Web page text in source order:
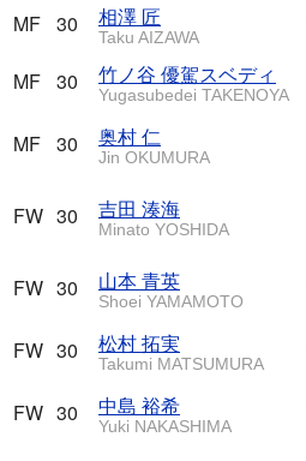
MF 30 相澤 匠
Taku AIZAWA
MF 30 竹ノ谷 優駕スベディ
Yugasubedei TAKENOYA
MF 30 奥村 仁
Jin OKUMURA
FW 30 吉田 湊海
Minato YOSHIDA
FW 30 山本 青英
Shoei YAMAMOTO
FW 30 松村 拓実
Takumi MATSUMURA
FW 30 中島 裕希
Yuki NAKASHIMA